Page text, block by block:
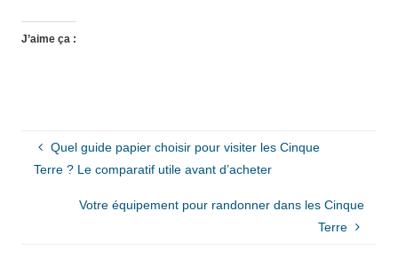
J’aime ça :
Quel guide papier choisir pour visiter les Cinque
Terre ? Le comparatif utile avant d’acheter
Votre équipement pour randonner dans les Cinque
Terre